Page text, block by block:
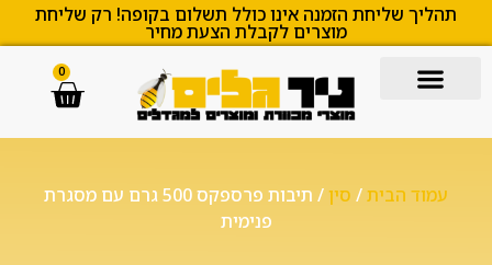
תהליך שליחת הזמנה אינו כולל תשלום בקופה! רק שליחת
מוצרים לקבלת הצעת מחיר
0
עמוד הבית/ סין
/ תיבות פרספקס 500 גרם עם מסגרת
פנימית